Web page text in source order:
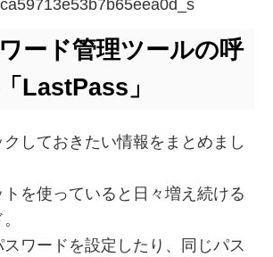
ード管理ツールの呼
LastPass」
しておきたい情報をまとめまし
を使っていると日々増え続ける
ワードを設定したり、同じパス